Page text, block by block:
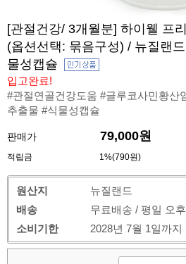
[관절건강/ 3개월분] 하이웰 프
(옵션선택: 묶음구성) / 뉴질랜
물성캡슐
입고완료!
#관절연골건강도움 #글루코사민황산
추출물 #식물성캡슐
판매가 79,000원
적립금 1%(790원)
원산지
뉴질랜드
배송
무료배송 / 평일 오
소비기한
2028년 7월 1일까지